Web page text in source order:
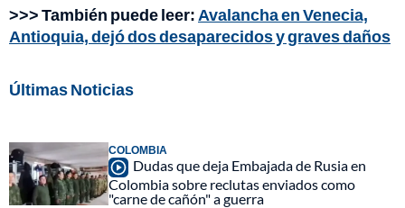
>>> También puede leer: Avalancha en Venecia,
Antioquia, dejó dos desaparecidos y graves daños
Últimas Noticias
COLOMBIA
Dudas que deja Embajada de Rusia en
Colombia sobre reclutas enviados como
"carne de cañón" a guerra